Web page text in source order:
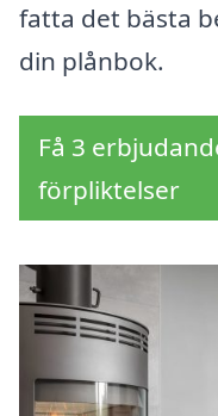
fatta det bästa
din plånbok.
Få 3
förpliktelser